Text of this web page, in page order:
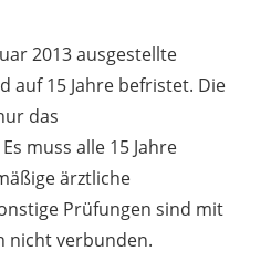
2013 ausgestellte
auf 15 Jahre befristet. Die
das
muss alle 15 Jahre
ärztliche
Prüfungen sind mit
nicht verbunden.